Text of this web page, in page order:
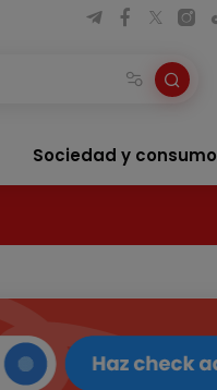
Sociedad y consumo